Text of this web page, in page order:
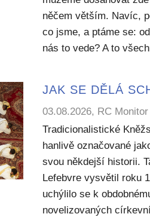
něčem větším. Navíc,
co jsme, a ptáme se:
nás to vede? A to
JAK SE DĚLÁ
03.08.2026, RC
Tradicionalistické
hanlivě označované
svou někdejší historii.
Lefebvre vysvětil roku
uchýlilo se k
novelizovaných